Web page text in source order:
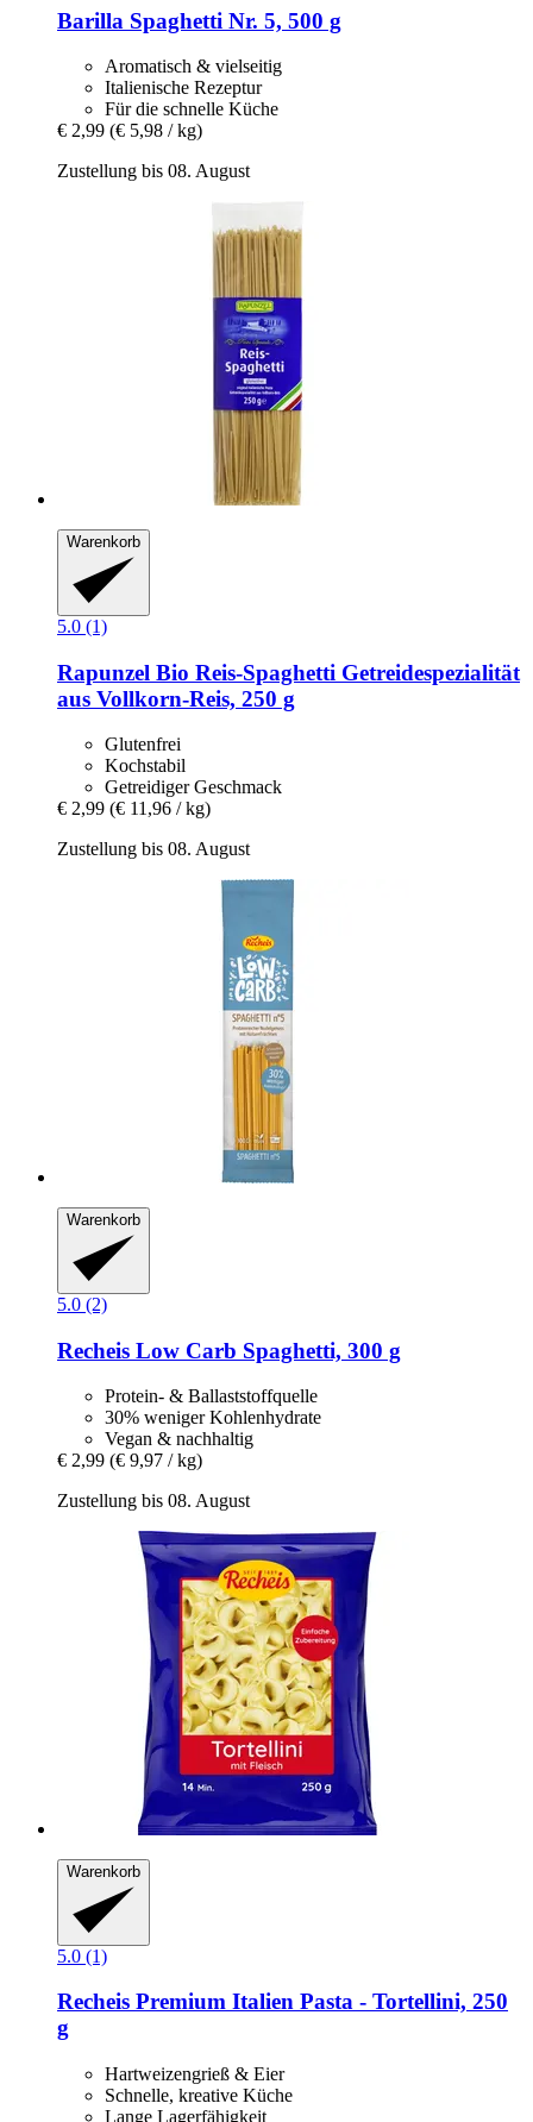
Barilla Spaghetti Nr. 5, 500 g
Aromatisch & vielseitig
Italienische Rezeptur
Für die schnelle Küche
€ 2,99 (€ 5,98 / kg)
Zustellung bis 08. August
Warenkorb
5.0 (1)
Rapunzel Bio Reis-​Spaghetti Getreidespezialität
aus Vollkorn-​Reis, 250 g
Glutenfrei
Kochstabil
Getreidiger Geschmack
€ 2,99 (€ 11,96 / kg)
Zustellung bis 08. August
Warenkorb
5.0 (2)
Recheis Low Carb Spaghetti, 300 g
Protein- & Ballaststoffquelle
30% weniger Kohlenhydrate
Vegan & nachhaltig
€ 2,99 (€ 9,97 / kg)
Zustellung bis 08. August
Warenkorb
5.0 (1)
Recheis Premium Italien Pasta -​ Tortellini, 250
g
Hartweizengrieß & Eier
Schnelle, kreative Küche
Lange Lagerfähigkeit